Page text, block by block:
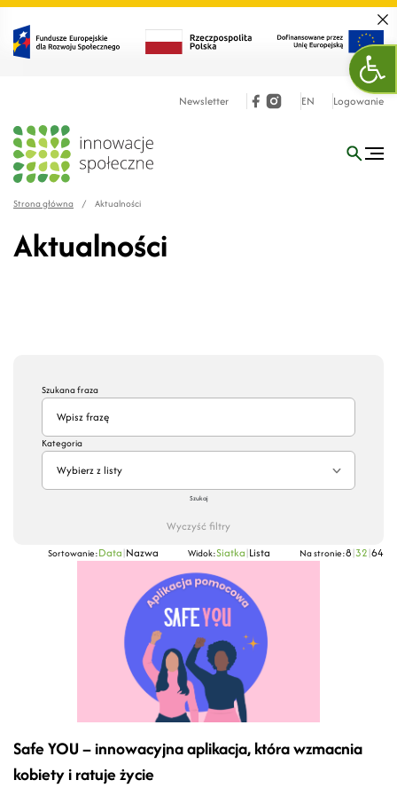
Newsletter EN Logowanie
Strona główna / Aktualności
Aktualności
Szukana fraza
Kategoria
Wybierz z listy
Szukaj
Wyczyść filtry
Sortowanie:Data|Nazwa Widok:Siatka|Lista Na stronie:8|32|64
Safe YOU – innowacyjna aplikacja, która wzmacnia
kobiety i ratuje życie